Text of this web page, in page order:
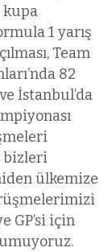
kupa
1 yarış
Team
82
İstanbul’da
bizleri
ülkemize
GP’si için